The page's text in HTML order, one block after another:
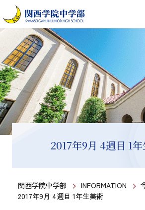
2017年9月 4週目 1
関西学院中学部 INFORMATION
2017年9月 4週目 1年生美術